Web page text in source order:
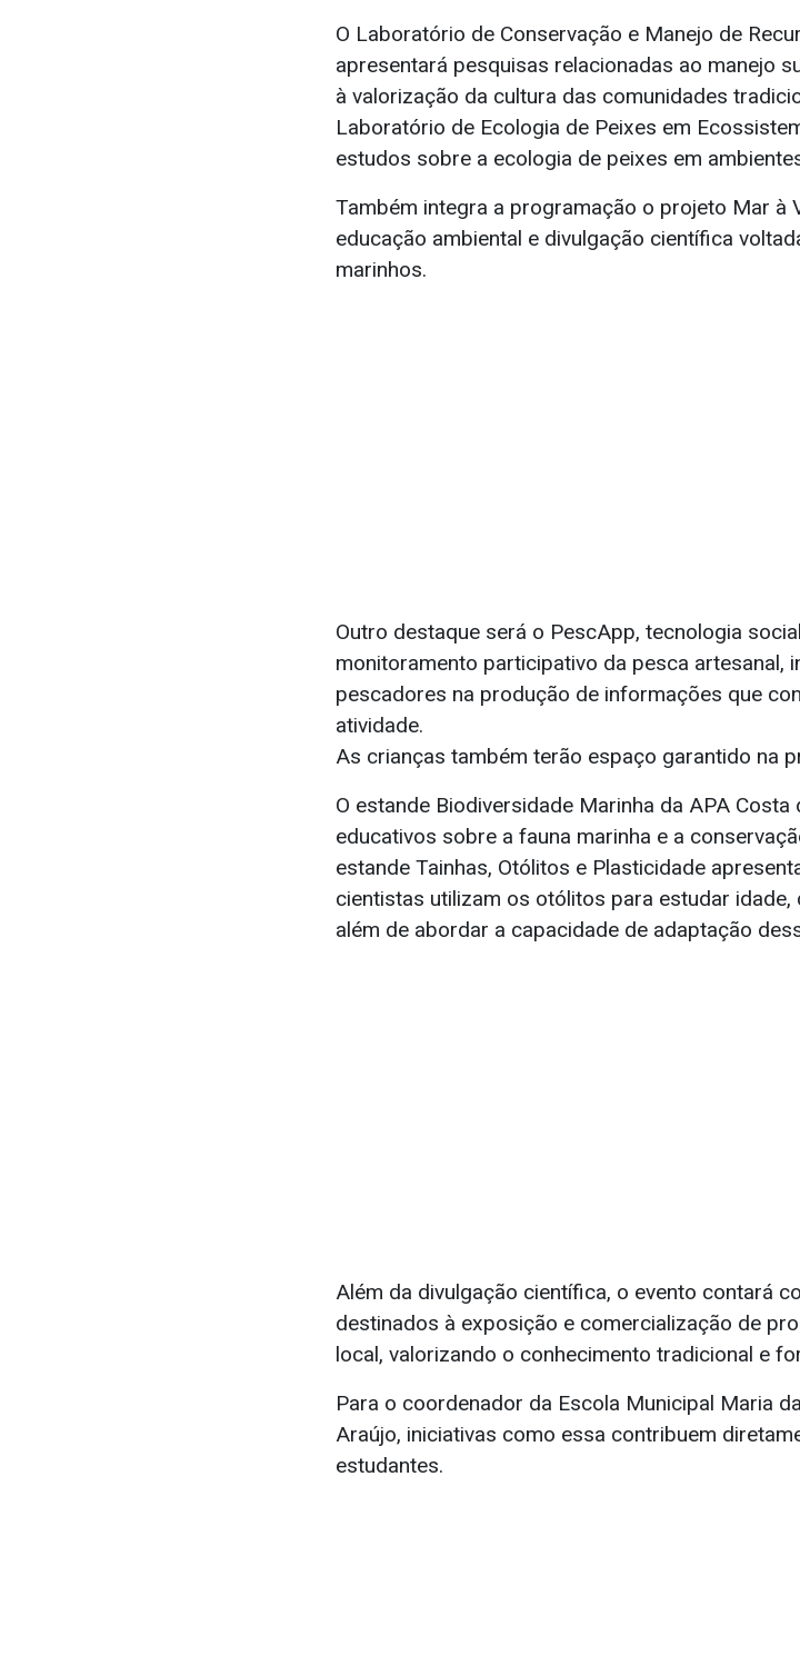
O Laboratório de Conservação e Manejo de
apresentará pesquisas relacionadas ao manejo
à valorização da cultura das comunidades
Laboratório de Ecologia de Peixes em
estudos sobre a ecologia de peixes em
Também integra a programação o projeto Mar à
educação ambiental e divulgação científica
marinhos.
Outro destaque será o PescApp, tecnologia
monitoramento participativo da pesca artesanal,
pescadores na produção de informações que
atividade.
As crianças também terão espaço garantido na
O estande Biodiversidade Marinha da APA
educativos sobre a fauna marinha e a
estande Tainhas, Otólitos e Plasticidade
cientistas utilizam os otólitos para estudar
além de abordar a capacidade de adaptação
Além da divulgação científica, o evento contará
destinados à exposição e comercialização de
local, valorizando o conhecimento tradicional e
Para o coordenador da Escola Municipal Maria
Araújo, iniciativas como essa contribuem
estudantes.